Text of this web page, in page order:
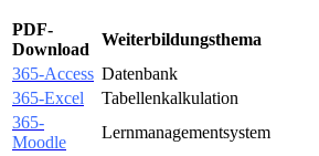
PDF-
Download
Weiterbildungsthema
365-Access Datenbank
365-Excel
Tabellenkalkulation
365-
Moodle
Lernmanagementsystem